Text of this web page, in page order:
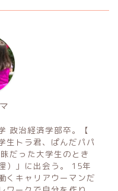
政治経済学部卒。【
生トラ君、ぱんだパパ
だった大学生のとき
）」に出会う。 15年
くキャリアウーマンだ